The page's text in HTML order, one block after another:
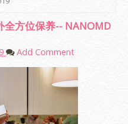
全方位保养-- NANOMD
Add Comment